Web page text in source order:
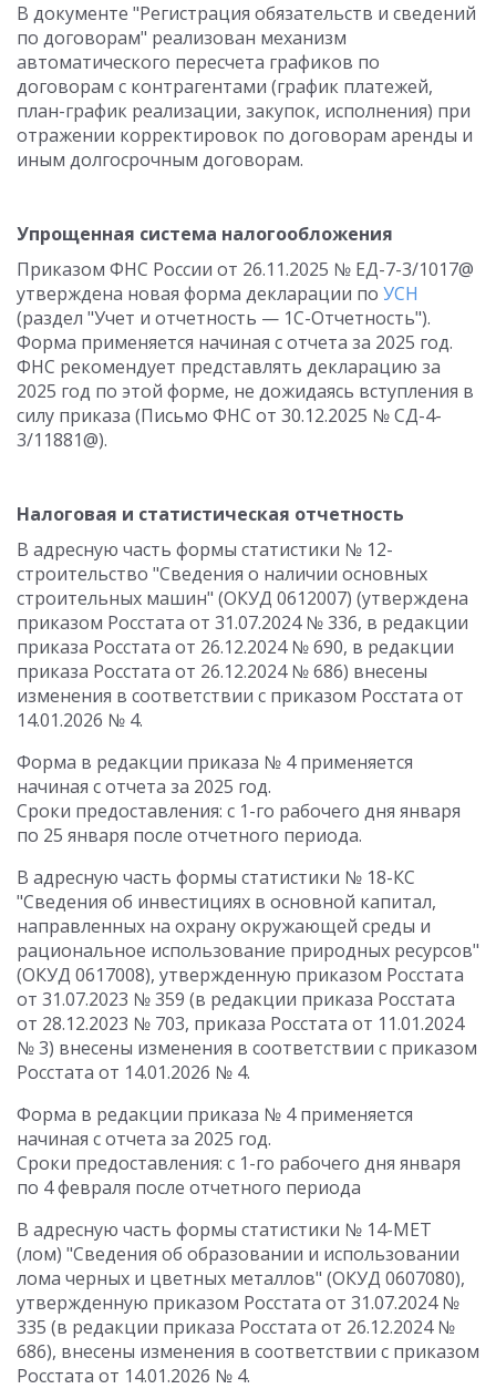
В документе "Регистрация обязательств и сведений
по договорам" реализован механизм
автоматического пересчета графиков по
договорам с контрагентами (график платежей,
план-график реализации, закупок, исполнения) при
отражении корректировок по договорам аренды и
иным долгосрочным договорам.
Упрощенная система налогообложения
Приказом ФНС России от 26.11.2025 № ЕД-7-3/1017@
утверждена новая форма декларации по УСН
(раздел "Учет и отчетность — 1С-Отчетность").
Форма применяется начиная с отчета за 2025 год.
ФНС рекомендует представлять декларацию за
2025 год по этой форме, не дожидаясь вступления в
силу приказа (Письмо ФНС от 30.12.2025 № СД-4-
3/11881@).
Налоговая и статистическая отчетность
В адресную часть формы статистики № 12-
строительство "Сведения о наличии основных
строительных машин" (ОКУД 0612007) (утверждена
приказом Росстата от 31.07.2024 № 336, в редакции
приказа Росстата от 26.12.2024 № 690, в редакции
приказа Росстата от 26.12.2024 № 686) внесены
изменения в соответствии с приказом Росстата от
14.01.2026 № 4.
Форма в редакции приказа № 4 применяется
начиная с отчета за 2025 год.
Сроки предоставления: с 1-го рабочего дня января
по 25 января после отчетного периода.
В адресную часть формы статистики № 18-КС
"Сведения об инвестициях в основной капитал,
направленных на охрану окружающей среды и
рациональное использование природных ресурсов"
(ОКУД 0617008), утвержденную приказом Росстата
от 31.07.2023 № 359 (в редакции приказа Росстата
от 28.12.2023 № 703, приказа Росстата от 11.01.2024
№ 3) внесены изменения в соответствии с приказом
Росстата от 14.01.2026 № 4.
Форма в редакции приказа № 4 применяется
начиная с отчета за 2025 год.
Сроки предоставления: с 1-го рабочего дня января
по 4 февраля после отчетного периода
В адресную часть формы статистики № 14-МЕТ
(лом) "Сведения об образовании и использовании
лома черных и цветных металлов" (ОКУД 0607080),
утвержденную приказом Росстата от 31.07.2024 №
335 (в редакции приказа Росстата от 26.12.2024 №
686), внесены изменения в соответствии с приказом
Росстата от 14.01.2026 № 4.